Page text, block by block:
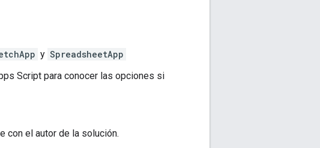
y SpreadsheetApp
Script para conocer las opciones si
con el autor de la solución.